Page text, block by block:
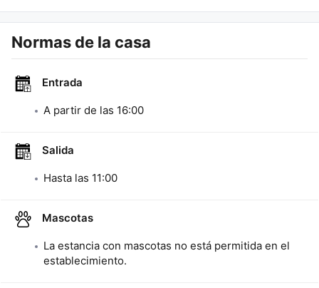
Normas de la casa
Entrada
A partir de las 16:00
Salida
Hasta las 11:00
Mascotas
La estancia con mascotas no está permitida en el
establecimiento.